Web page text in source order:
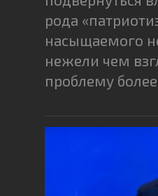
рода
насыщаемого
нежели чем
проблему